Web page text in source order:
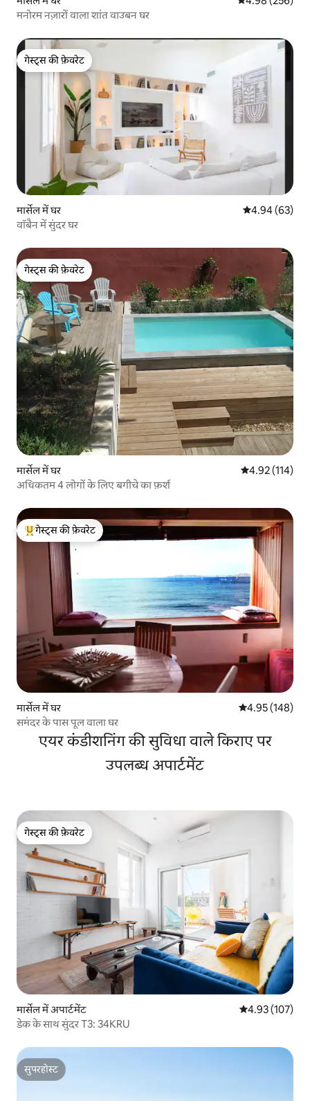
मनोरम नज़ारों वाला शांत वाउबन घर
गेस्ट्स की फ़ेवरेट
गेस्ट्स की फ़ेवरेट
मार्सेल में घर औसत रेटिंग 5 में
4.94 (63)
वॉबैन में सुंदर घर
गेस्ट्स की फ़ेवरेट
गेस्ट्स की फ़ेवरेट
मार्सेल में घर औसत रेटिंग 5 में से
4.92 (114)
अधिकतम 4 लोगों के लिए बगीचे का फ़र्श
गेस्ट्स का टॉप फ़ेवरेट
गेस्ट्स की फ़ेवरेट
मार्सेल में घर औसत रेटिंग 5 में से
4.95 (148)
समंदर के पास पूल वाला घर
एयर कंडीशनिंग की सुविधा वाले किराए पर
उपलब्ध अपार्टमेंट
गेस्ट्स की फ़ेवरेट
गेस्ट्स की फ़ेवरेट
मार्सेल में अपार्टमेंट औसत रेटिंग 5 में से
4.93 (107)
डेक के साथ सुंदर T3: 34KRU
सुपरहोस्ट
सुपरहोस्ट